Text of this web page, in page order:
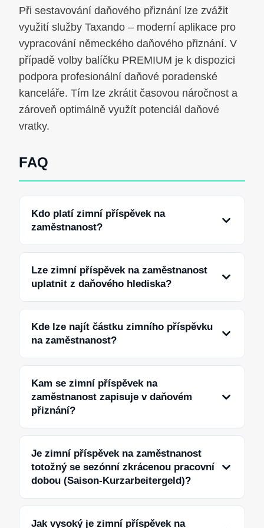
Při sestavování daňového přiznání lze zvážit
využití služby Taxando – moderní aplikace pro
vypracování německého daňového přiznání. V
případě volby balíčku PREMIUM je k dispozici
podpora profesionální daňové poradenské
kanceláře. Tím lze zkrátit časovou náročnost a
zároveň optimálně využít potenciál daňové
vratky.
FAQ
Kdo platí zimní příspěvek na
zaměstnanost?
Lze zimní příspěvek na zaměstnanost
uplatnit z daňového hlediska?
Kde lze najít částku zimního příspěvku
na zaměstnanost?
Kam se zimní příspěvek na
zaměstnanost zapisuje v daňovém
přiznání?
Je zimní příspěvek na zaměstnanost
totožný se sezónní zkrácenou pracovní
dobou (Saison-Kurzarbeitergeld)?
Jak vysoký je zimní příspěvek na